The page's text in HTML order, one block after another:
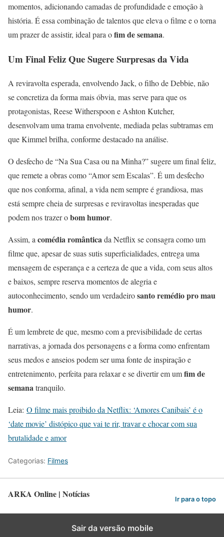
momentos, adicionando camadas de profundidade e emoção à
história. É essa combinação de talentos que eleva o filme e o torna
um prazer de assistir, ideal para ofim de semana.
Um Final Feliz Que Sugere Surpresas da Vida
A reviravolta esperada, envolvendo Jack, o filho de Debbie, não
se concretiza da forma mais óbvia, mas serve para que os
protagonistas, Reese Witherspoon e Ashton Kutcher,
desenvolvam uma trama envolvente, mediada pelas subtramas em
que Kimmel brilha, conforme destacado na análise.
O desfecho de “Na Sua Casa ou na Minha?” sugere um final feliz,
que remete a obras como “Amor sem Escalas”. É um desfecho
que nos conforma, afinal, a vida nem sempre é grandiosa, mas
está sempre cheia de surpresas e reviravoltas inesperadas que
podem nos trazer obom humor.
Assim, acomédia românticada Netflix se consagra como um
filme que, apesar de suas sutis superficialidades, entrega uma
mensagem de esperança e a certeza de que a vida, com seus altos
e baixos, sempre reserva momentos de alegria e
autoconhecimento, sendo um verdadeirosanto remédio pro mau
humor.
É um lembrete de que, mesmo com a previsibilidade de certas
narrativas, a jornada dos personagens e a forma como enfrentam
seus medos e anseios podem ser uma fonte de inspiração e
entretenimento, perfeita para relaxar e se divertir em umfim de
semanatranquilo.
Leia: O filme mais proibido da Netflix: ‘Amores Canibais’ é o
‘date movie’ distópico que vai te rir, travar e chocar com sua
brutalidade e amor
Categorias: Filmes
ARKA Online | Notícias Ir para o topo
Sair da versão mobile